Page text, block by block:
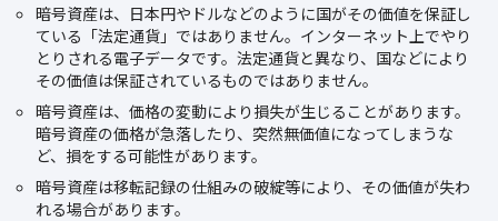
暗号資産は、日本円やドルなどのように国がその価値を保証し
ている「法定通貨」ではありません。インターネット上でやり
とりされる電子データです。法定通貨と異なり、国などにより
その価値は保証されているものではありません。
暗号資産は、価格の変動により損失が生じることがあります。
暗号資産の価格が急落したり、突然無価値になってしまうな
ど、損をする可能性があります。
暗号資産は移転記録の仕組みの破綻等により、その価値が失わ
れる場合があります。